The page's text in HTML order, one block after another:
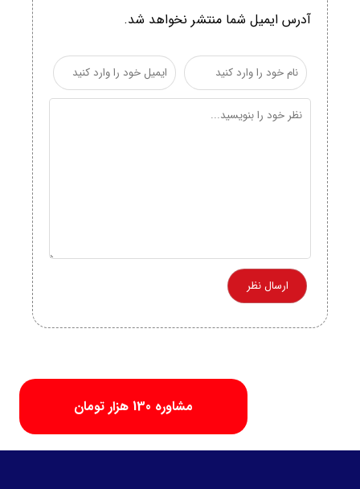
آدرس ایمیل شما منتشر نخواهد شد.
مشاوره 130 هزار تومان